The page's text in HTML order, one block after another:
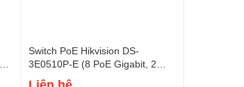
Switch PoE Hikvision DS-
3E0510P-E (8 PoE Gigabit, 2
uplink Gigabit, 110W)